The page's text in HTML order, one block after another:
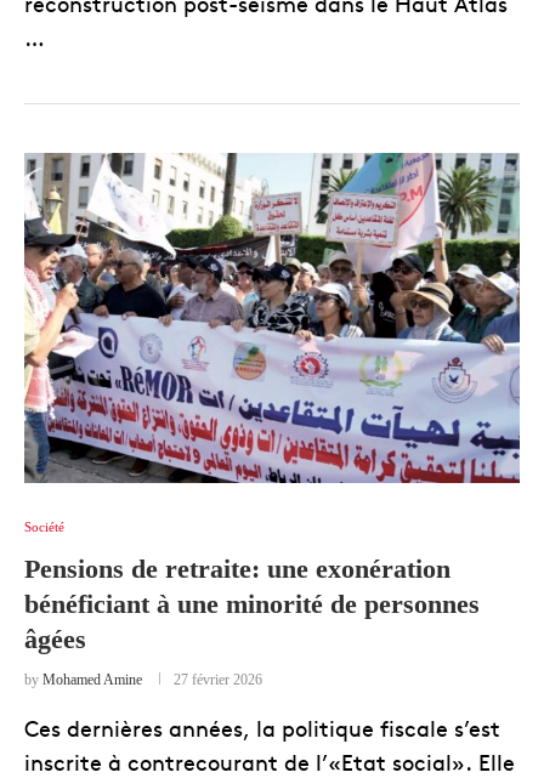
…
Société
Pensions de retraite: une exonération
bénéficiant à une minorité de personnes
âgées
by Mohamed Amine 27 février 2026
Ces dernières années, la politique fiscale s’est
inscrite à contrecourant de l’«Etat social». Elle